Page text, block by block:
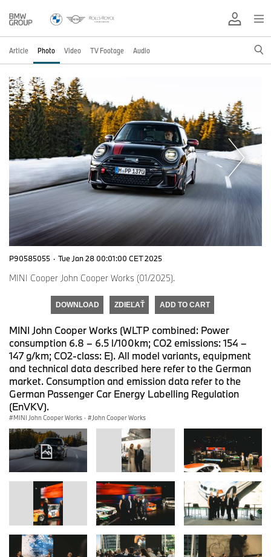
Article Photo Video TV Footage Audio
P90585055 · Tue Jan 28 00:01:00 CET 2025
MINI Cooper John Cooper Works (01/2025).
DOWNLOAD ZDIEĽAŤ ADD TO CART
MINI John Cooper Works (WLTP combined: Power
consumption 6.8 – 6.5 l/100km; CO2 emissions: 154 –
147 g/km; CO2-class: E). All model variants, equipment
and technical data described here refer to the German
market. Consumption and emission data refer to the
German Passenger Car Energy Labelling Regulation
(EnVKV).
MINI John Cooper Works · John Cooper Works